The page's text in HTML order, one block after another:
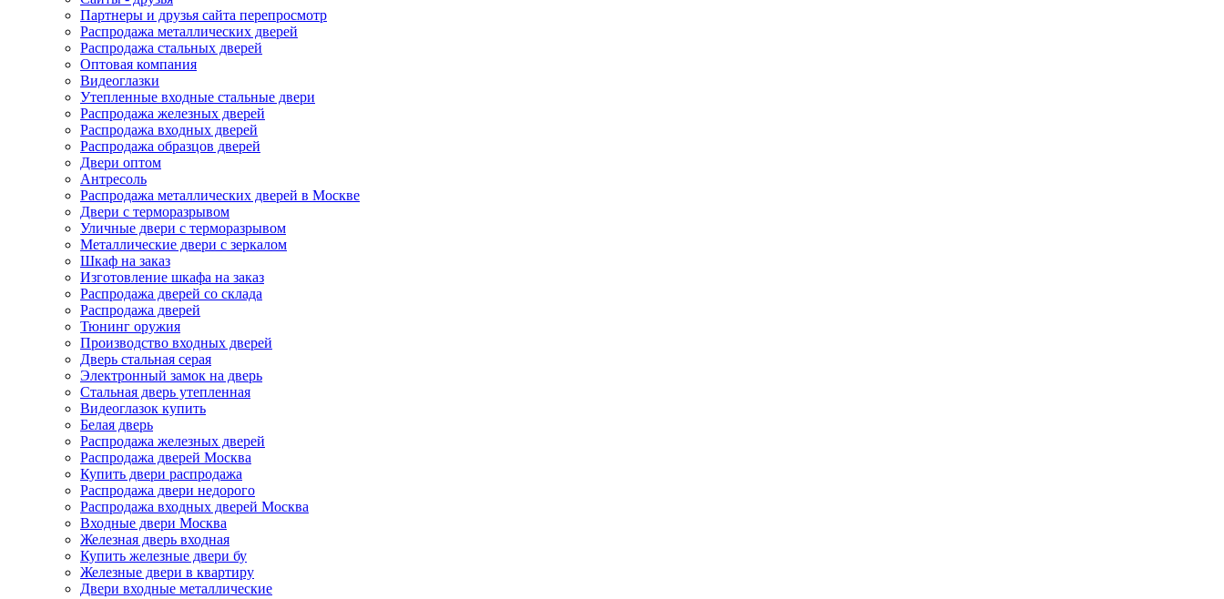
Партнеры и друзья сайта перепросмотр
Распродажа металлических дверей
Распродажа стальных дверей
Оптовая компания
Видеоглазки
Утепленные входные стальные двери
Распродажа железных дверей
Распродажа входных дверей
Распродажа образцов дверей
Двери оптом
Антресоль
Распродажа металлических дверей в Москве
Двери с терморазрывом
Уличные двери с терморазрывом
Металлические двери с зеркалом
Шкаф на заказ
Изготовление шкафа на заказ
Распродажа дверей со склада
Распродажа дверей
Тюнинг оружия
Производство входных дверей
Дверь стальная серая
Электронный замок на дверь
Стальная дверь утепленная
Видеоглазок купить
Белая дверь
Распродажа железных дверей
Распродажа дверей Москва
Купить двери распродажа
Распродажа двери недорого
Распродажа входных дверей Москва
Входные двери Москва
Железная дверь входная
Купить железные двери бу
Железные двери в квартиру
Двери входные металлические